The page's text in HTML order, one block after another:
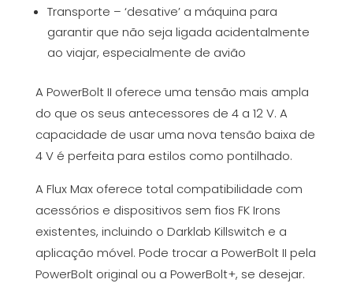
Transporte – ‘desative’ a máquina para
garantir que não seja ligada acidentalmente
ao viajar, especialmente de avião
A PowerBolt II oferece uma tensão mais ampla
do que os seus antecessores de 4 a 12 V. A
capacidade de usar uma nova tensão baixa de
4 V é perfeita para estilos como pontilhado.
A Flux Max oferece total compatibilidade com
acessórios e dispositivos sem fios FK Irons
existentes, incluindo o Darklab Killswitch e a
aplicação móvel. Pode trocar a PowerBolt II pela
PowerBolt original ou a PowerBolt+, se desejar.